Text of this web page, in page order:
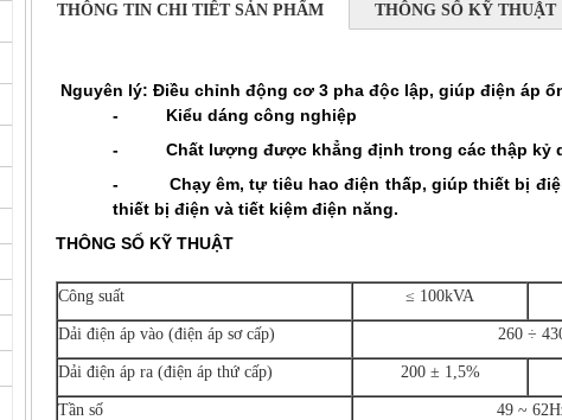
THÔNG TIN CHI TIẾT SẢN PHẨM THÔNG SỐ KỸ THUẬT
Nguyên lý: Điều chỉnh động cơ 3 pha độc lập, giúp điện áp
- Kiểu dáng công nghiệp
- Chất lượng được khẳng định trong các thập kỷ
- Chạy êm, tự tiêu hao điện thấp, giúp thiết bị
thiết bị điện và tiết kiệm điện năng.
THÔNG SỐ KỸ THUẬT
Công suất ≤ 100kVA
Dải điện áp vào (điện áp sơ cấp) 260 ÷
Dải điện áp ra (điện áp thứ cấp) 200 ± 1,5%
Tần số 49 ~